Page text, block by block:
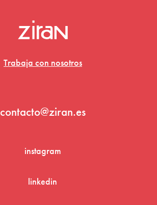
Trabaja con nosotros
contacto@ziran.es
instagram
linkedin